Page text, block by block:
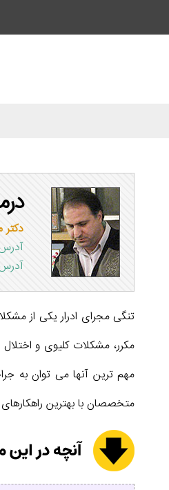
تنگی مجرای ادرار یکی از
مکرر، مشکلات کلیوی و
مهم ترین آنها می توان به
متخصصان با بهترین